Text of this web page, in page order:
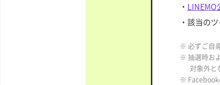
・ LINEMO
・該当の
※ 必ずご自
※ 抽選時お
対象外と
※